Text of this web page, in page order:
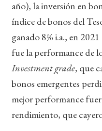
año), la inversión en
índice de bonos del
ganado 8% i.a., en
fue la performance de
Investment grade, que
bonos emergentes
mejor performance
rendimiento, que